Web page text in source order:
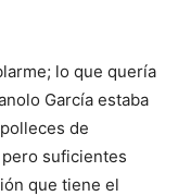
lo que quería
García estaba
de
suficientes
que tiene el